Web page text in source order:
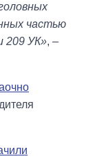
частью
209 УК», –